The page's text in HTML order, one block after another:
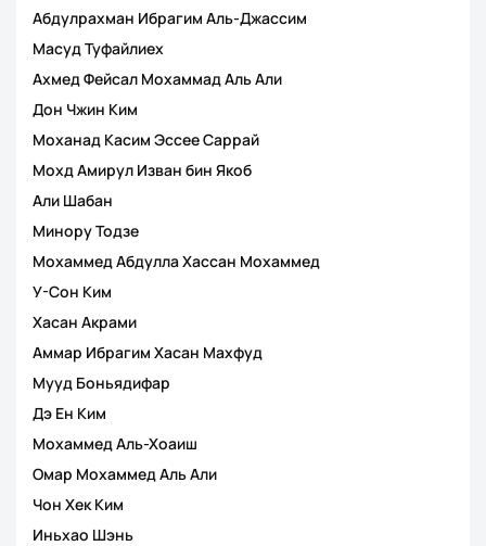
Абдулрахман Ибрагим Аль-Джассим
Масуд Туфайлиех
Ахмед Фейсал Мохаммад Аль Али
Дон Чжин Ким
Моханад Касим Эссее Саррай
Мохд Амирул Изван бин Якоб
Али Шабан
Минору Тодзе
Мохаммед Абдулла Хассан Мохаммед
У-Сон Ким
Хасан Акрами
Аммар Ибрагим Хасан Махфуд
Мууд Боньядифар
Дэ Ен Ким
Мохаммед Аль-Хоаиш
Омар Мохаммед Аль Али
Чон Хек Ким
Иньхао Шэнь